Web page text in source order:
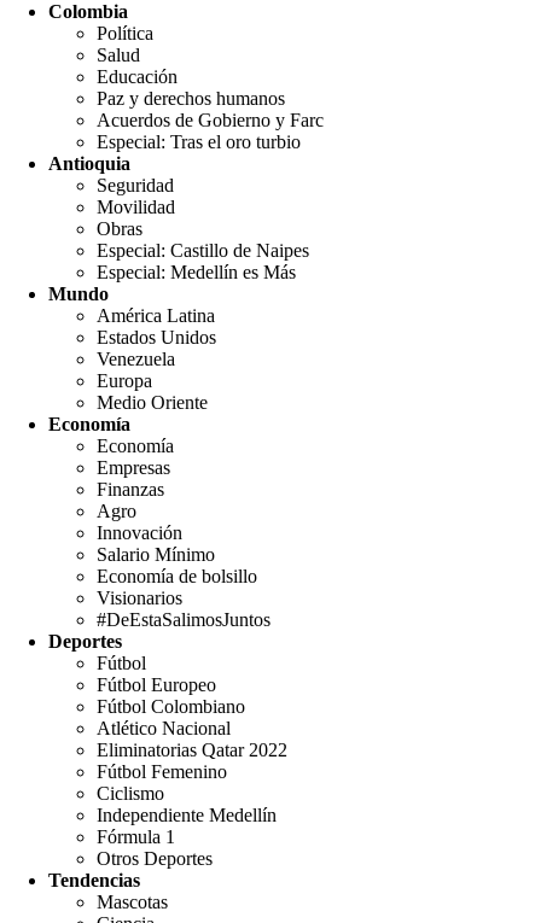
Colombia
Política
Salud
Educación
Paz y derechos humanos
Acuerdos de Gobierno y Farc
Especial: Tras el oro turbio
Antioquia
Seguridad
Movilidad
Obras
Especial: Castillo de Naipes
Especial: Medellín es Más
Mundo
América Latina
Estados Unidos
Venezuela
Europa
Medio Oriente
Economía
Economía
Empresas
Finanzas
Agro
Innovación
Salario Mínimo
Economía de bolsillo
Visionarios
#DeEstaSalimosJuntos
Deportes
Fútbol
Fútbol Europeo
Fútbol Colombiano
Atlético Nacional
Eliminatorias Qatar 2022
Fútbol Femenino
Ciclismo
Independiente Medellín
Fórmula 1
Otros Deportes
Tendencias
Mascotas